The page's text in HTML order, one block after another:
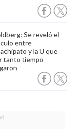
Se reveló el
entre
y la U que
tanto tiempo